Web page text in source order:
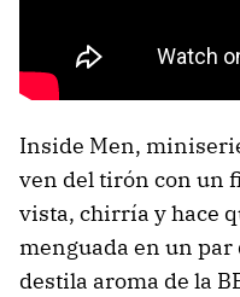
Inside Men,
ven del tirón con un
vista, chirría y hace
menguada en un par
destila aroma de la